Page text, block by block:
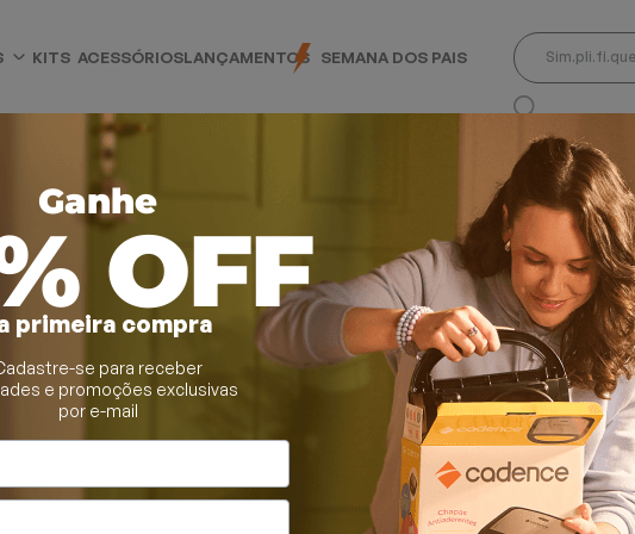
KITS ACESSÓRIOSLANÇAMENTOS SEMANA DOS PAIS
Ganhe
OFF
primeira compra
se para receber
e promoções exclusivas
por e-mail